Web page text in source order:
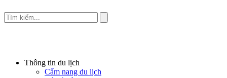
Thông tin du lịch
Cẩm nang du lịch